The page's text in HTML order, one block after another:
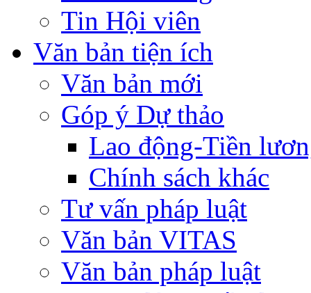
Tin Hội viên
Văn bản tiện ích
Văn bản mới
Góp ý Dự thảo
Lao động-Tiền
Chính sách khác
Tư vấn pháp luật
Văn bản VITAS
Văn bản pháp luật